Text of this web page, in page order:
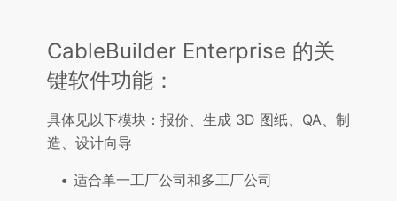
CableBuilder Enterprise 的关
键软件功能：
具体见以下模块：报价、生成 3D 图纸、QA、制
造、设计向导
适合单一工厂公司和多工厂公司